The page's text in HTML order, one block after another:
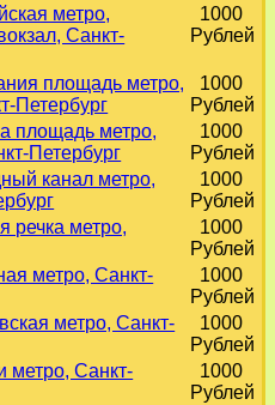
метро,
Санкт-
1000
Рублей
площадь метро,
Петербург
1000
Рублей
площадь метро,
Петербург
1000
Рублей
канал метро,
1000
Рублей
речка метро,
1000
Рублей
метро, Санкт-
1000
Рублей
метро, Санкт-
1000
Рублей
метро, Санкт-
1000
Рублей